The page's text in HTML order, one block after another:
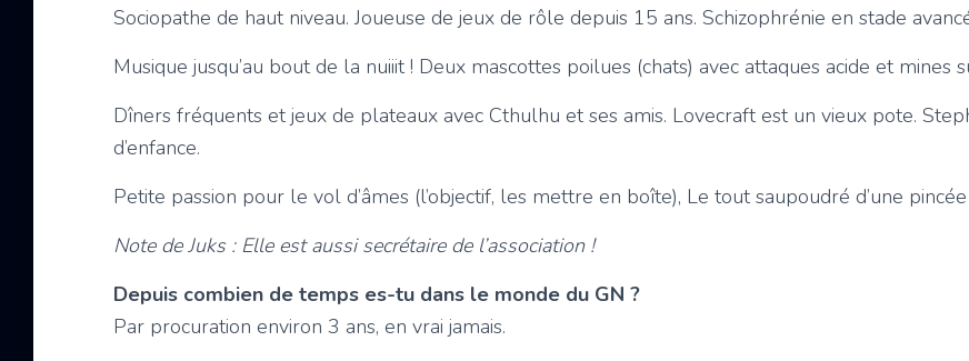
Sociopathe de haut niveau. Joueuse de jeux de rôle depuis 15 ans. Schizophrénie en stade
Musique jusqu’au bout de la nuiiit ! Deux mascottes poilues (chats) avec attaques acide et mines
Dîners fréquents et jeux de plateaux avec Cthulhu et ses amis. Lovecraft est un vieux pote.
d’enfance.
Petite passion pour le vol d’âmes (l’objectif, les mettre en boîte), Le tout saupoudré d’une
Note de Juks : Elle est aussi secrétaire de l’association !
Depuis combien de temps es-tu dans le monde du GN ?
Par procuration environ 3 ans, en vrai jamais.